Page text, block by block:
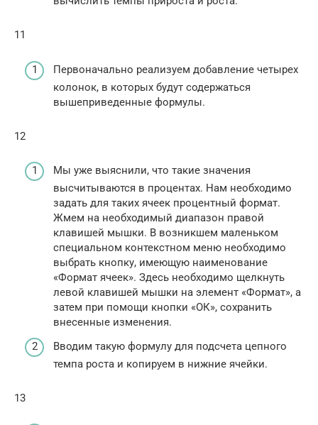
11
Первоначально реализуем добавление четырех
колонок, в которых будут содержаться
вышеприведенные формулы.
12
Мы уже выяснили, что такие значения
высчитываются в процентах. Нам необходимо
задать для таких ячеек процентный формат.
Жмем на необходимый диапазон правой
клавишей мышки. В возникшем маленьком
специальном контекстном меню необходимо
выбрать кнопку, имеющую наименование
«Формат ячеек». Здесь необходимо щелкнуть
левой клавишей мышки на элемент «Формат», а
затем при помощи кнопки «ОК», сохранить
внесенные изменения.
Вводим такую формулу для подсчета цепного
темпа роста и копируем в нижние ячейки.
13